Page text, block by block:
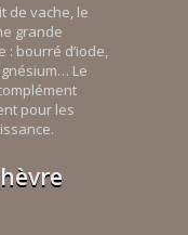
de vache, le
grande
: bourré d’iode,
Le
pour les